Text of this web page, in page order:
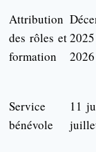
Attribution
des rôles et
formation
2026
Service
bénévole
11